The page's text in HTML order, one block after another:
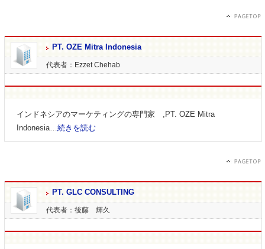
PT. OZE Mitra Indonesia
代表者：Ezzet Chehab
インドネシアのマーケティングの専門家 ,PT. OZE Mitra
Indonesia… 続きを読む
PT. GLC CONSULTING
代表者：後藤 輝久